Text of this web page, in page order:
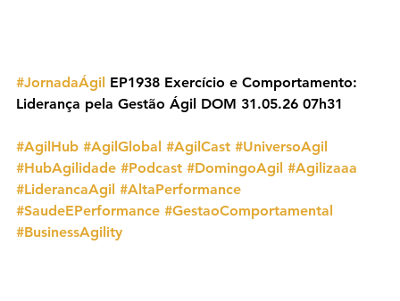
#JornadaÁgil EP1938 Exercício e Comportamento:
Liderança pela Gestão Ágil DOM 31.05.26 07h31
#AgilHub #AgilGlobal #AgilCast #UniversoAgil
#HubAgilidade #Podcast #DomingoAgil #Agilizaaa
#LiderancaAgil #AltaPerformance
#SaudeEPerformance #GestaoComportamental
#BusinessAgility